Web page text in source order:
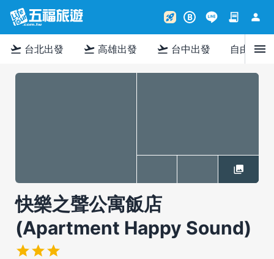
rocket_launch B contract person
flight_takeoff 台北出發 flight_takeoff 高雄出發 flight_takeoff 台中出發 自由行menu
快樂之聲公寓飯店
(Apartment Happy Sound)